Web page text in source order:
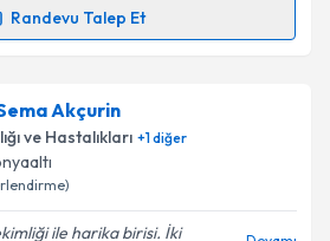
Randevu Talep Et
e-posta ile
Akçurin
ve Hastalıkları +1diğer
ile harika birisi. İki